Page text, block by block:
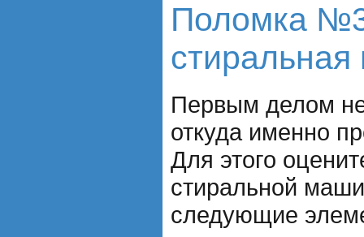
Поломка
Первым делом
откуда именно
Для этого
стиральной
следующие